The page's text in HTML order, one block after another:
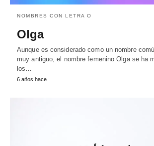
NOMBRES CON LETRA O
Olga
Aunque es considerado como un nombre
muy antiguo, el nombre femenino Olga se ha
los…
6 años hace